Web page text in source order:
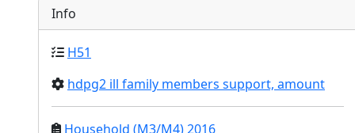
Info
H51
hdpg2 ill family members support, amount
Household (M3/M4) 2016